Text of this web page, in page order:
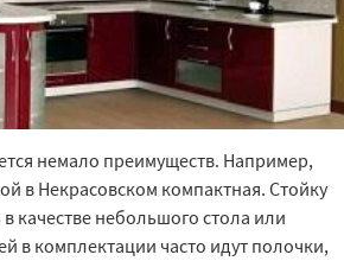
немало преимуществ. Например,
в Некрасовском компактная. Стойку
качестве небольшого стола или
в комплектации часто идут полочки,